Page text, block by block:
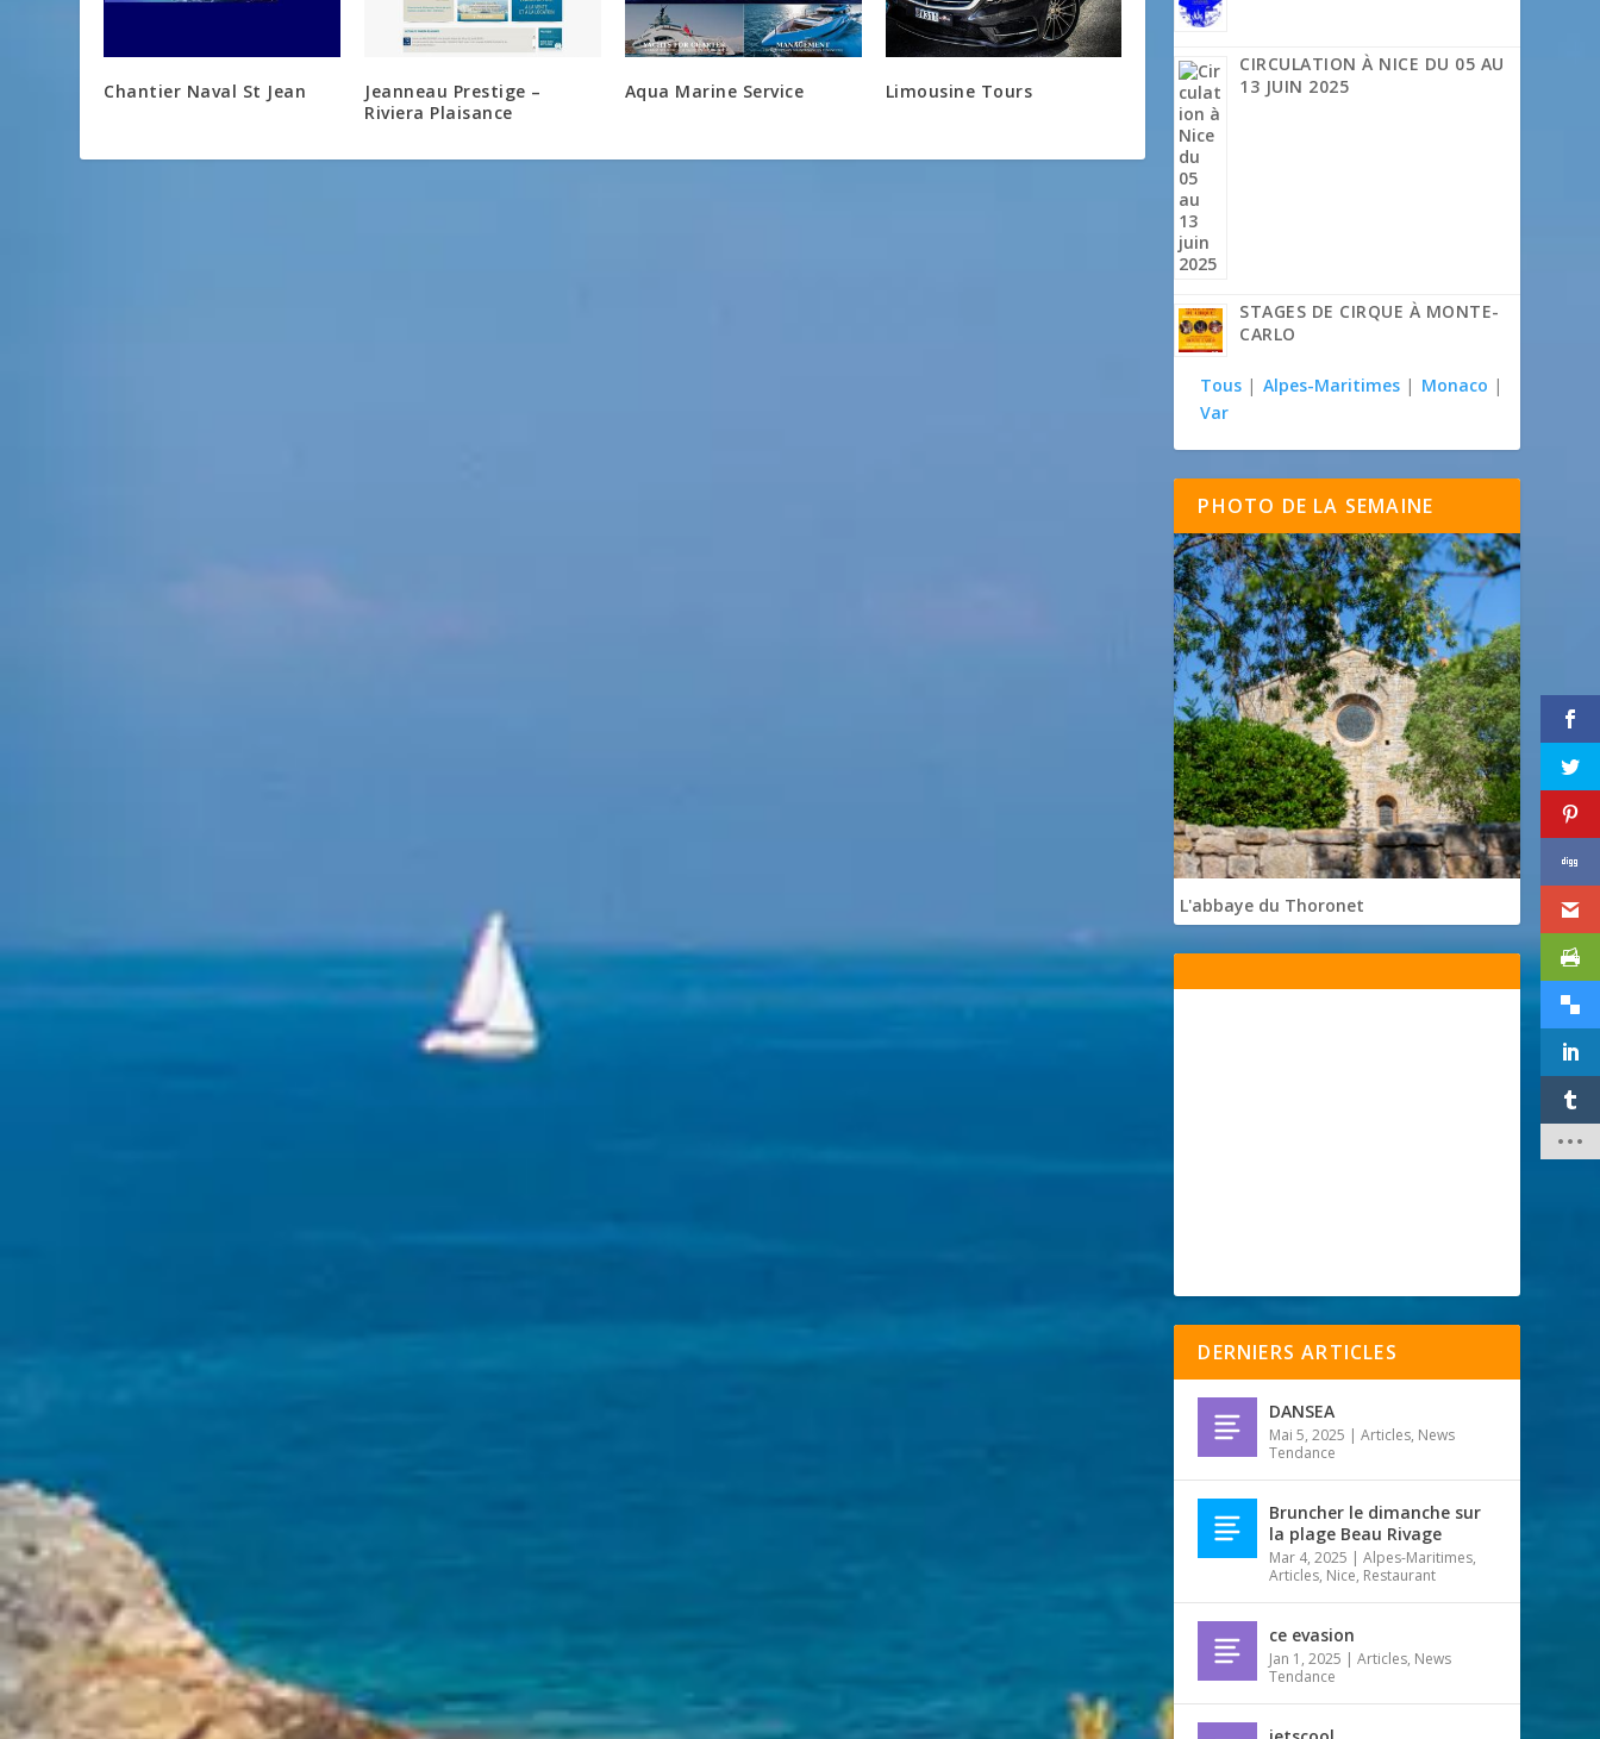
Chantier Naval St Jean
Jeanneau Prestige –
Riviera Plaisance
Aqua Marine Service Limousine Tours
CIRCULATION À NICE DU 05 AU
13 JUIN 2025
STAGES DE CIRQUE À MONTE-
CARLO
Tous | Alpes-Maritimes | Monaco |
Var
PHOTO DE LA SEMAINE
L'abbaye du Thoronet
DERNIERS ARTICLES
DANSEA
Mai 5, 2025 |Articles, News
Tendance
Bruncher le dimanche sur
la plage Beau Rivage
Mar 4, 2025 |Alpes-Maritimes,
Articles, Nice, Restaurant
ce evasion
Jan 1, 2025 |Articles, News
Tendance